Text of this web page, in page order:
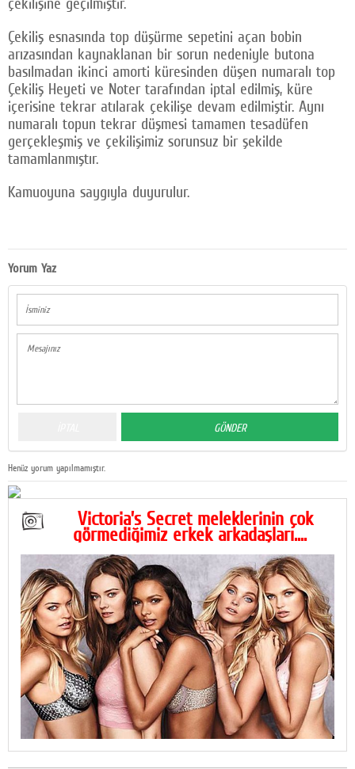
Çekiliş esnasında top düşürme sepetini açan bobin
arızasından kaynaklanan bir sorun nedeniyle butona
basılmadan ikinci amorti küresinden düşen numaralı top
Çekiliş Heyeti ve Noter tarafından iptal edilmiş, küre
içerisine tekrar atılarak çekilişe devam edilmiştir. Aynı
numaralı topun tekrar düşmesi tamamen tesadüfen
gerçekleşmiş ve çekilişimiz sorunsuz bir şekilde
tamamlanmıştır.
Kamuoyuna saygıyla duyurulur.
Yorum Yaz
Henüz yorum yapılmamıştır.
Victoria’s Secret meleklerinin çok
görmediğimiz erkek arkadaşları....